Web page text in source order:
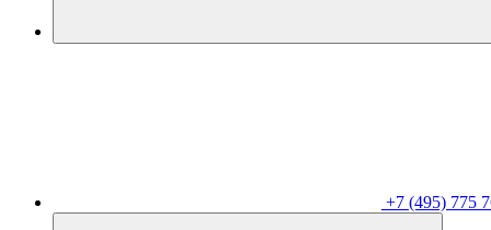
+7 (495) 775